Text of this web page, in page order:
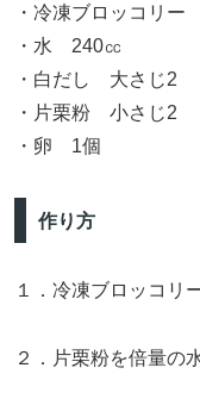
・冷凍ブロッコリー
・水 240㏄
・白だし
・片栗粉 小さじ2
・卵 1個
作り方
１．冷凍ブロッコリ
２．片栗粉を倍量の